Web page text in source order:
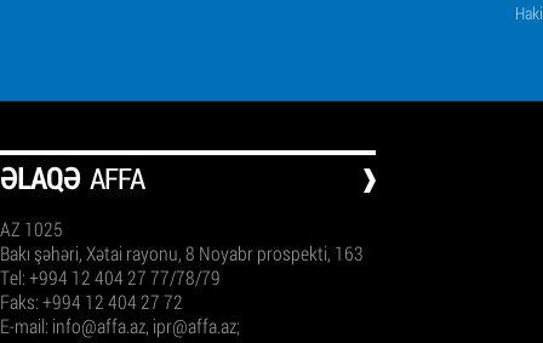
ƏLAQƏ AFFA
AZ 1025
Bakı şəhəri, Xətai rayonu, 8 Noyabr prospekti, 163
Tel: +994 12 404 27 77/78/79
Faks: +994 12 404 27 72
E-mail: info@affa.az, ipr@affa.az;